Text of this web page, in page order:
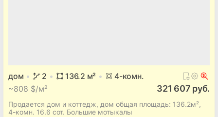
дом 2 136.2 м² 4-комн.
~808 $/м² 321 607 руб.
Продается дом и коттедж, дом общая площадь: 136.2м²,
4-комн. 16.6 сот. Большие мотыкалы